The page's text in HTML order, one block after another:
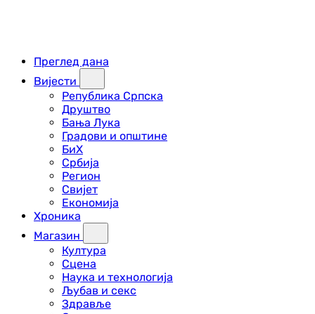
Преглед дана
Вијести
Република Српска
Друштво
Бања Лука
Градови и општине
БиХ
Србија
Регион
Свијет
Економија
Хроника
Магазин
Култура
Сцена
Наука и технологија
Љубав и секс
Здравље